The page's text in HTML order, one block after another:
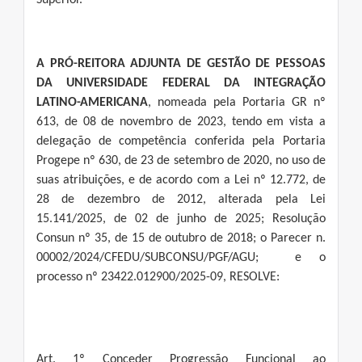
A PRÓ-REITORA ADJUNTA DE GESTÃO DE PESSOAS
DA UNIVERSIDADE FEDERAL DA INTEGRAÇÃO
LATINO-AMERICANA, nomeada pela Portaria GR nº
613, de 08 de novembro de 2023, tendo em vista a
delegação de competência conferida pela Portaria
Progepe nº 630, de 23 de setembro de 2020, no uso de
suas atribuições, e de acordo com a Lei nº 12.772, de
28 de dezembro de 2012, alterada pela Lei
15.141/2025, de 02 de junho de 2025; Resolução
Consun nº 35, de 15 de outubro de 2018; o Parecer n.
00002/2024/CFEDU/SUBCONSU/PGF/AGU; e o
processo nº 23422.012900/2025-09, RESOLVE: